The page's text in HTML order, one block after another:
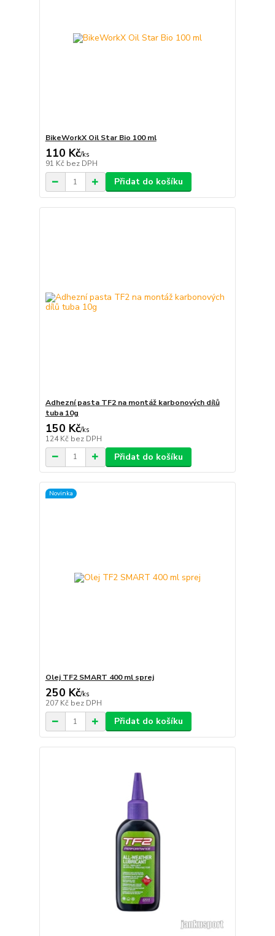
BikeWorkX Oil Star Bio 100 ml
110 Kč/ks
91 Kč bez DPH
Přidat do košíku
Adhezní pasta TF2 na montáž karbonových dílů
tuba 10g
150 Kč/ks
124 Kč bez DPH
Přidat do košíku
Novinka
Olej TF2 SMART 400 ml sprej
250 Kč/ks
207 Kč bez DPH
Přidat do košíku